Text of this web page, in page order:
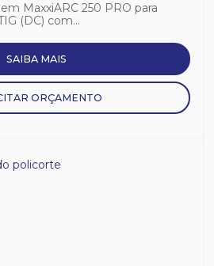
MaxxiARC 250 PRO para
(DC) com...
SAIBA MAIS
ORÇAMENTO